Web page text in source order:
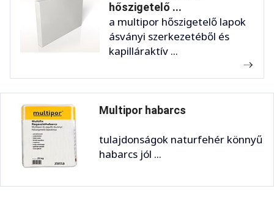
hőszigetelő ...
a multipor hőszigetelő lapok
ásványi szerkezetéből és
kapilláraktív ...
Multipor habarcs
tulajdonságok naturfehér könnyű
habarcs jól ...